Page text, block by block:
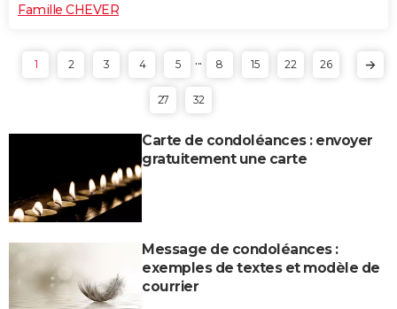
Famille CHEVER
1 2 3 4 5 ... 8 15 22 26
27 32
Carte de condoléances : envoyer
gratuitement une carte
Message de condoléances :
exemples de textes et modèle de
courrier